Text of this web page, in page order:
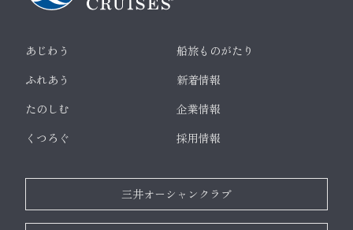
あじわう
ふれあう
たのしむ
くつろぐ
船旅ものがたり
新着情報
企業情報
採用情報
三井オーシャンクラブ